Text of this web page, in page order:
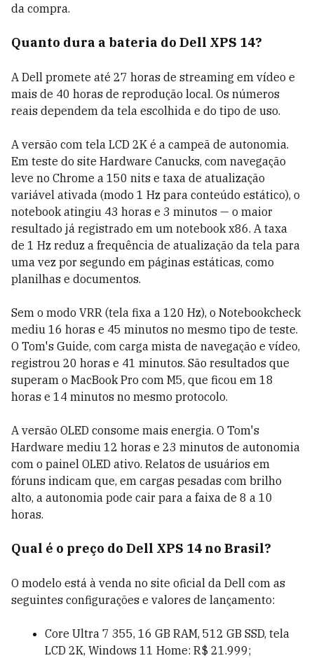
da compra.
Quanto dura a bateria do Dell XPS 14?
A Dell promete até 27 horas de streaming em vídeo e
mais de 40 horas de reprodução local. Os números
reais dependem da tela escolhida e do tipo de uso.
A versão com tela LCD 2K é a campeã de autonomia.
Em teste do site Hardware Canucks, com navegação
leve no Chrome a 150 nits e taxa de atualização
variável ativada (modo 1 Hz para conteúdo estático), o
notebook atingiu 43 horas e 3 minutos — o maior
resultado já registrado em um notebook x86. A taxa
de 1 Hz reduz a frequência de atualização da tela para
uma vez por segundo em páginas estáticas, como
planilhas e documentos.
Sem o modo VRR (tela fixa a 120 Hz), o Notebookcheck
mediu 16 horas e 45 minutos no mesmo tipo de teste.
O Tom's Guide, com carga mista de navegação e vídeo,
registrou 20 horas e 41 minutos. São resultados que
superam o MacBook Pro com M5, que ficou em 18
horas e 14 minutos no mesmo protocolo.
A versão OLED consome mais energia. O Tom's
Hardware mediu 12 horas e 23 minutos de autonomia
com o painel OLED ativo. Relatos de usuários em
fóruns indicam que, em cargas pesadas com brilho
alto, a autonomia pode cair para a faixa de 8 a 10
horas.
Qual é o preço do Dell XPS 14 no Brasil?
O modelo está à venda no site oficial da Dell com as
seguintes configurações e valores de lançamento:
Core Ultra 7 355, 16 GB RAM, 512 GB SSD, tela
LCD 2K, Windows 11 Home: R$ 21.999;